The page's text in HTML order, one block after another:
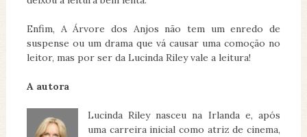
Enfim, A Árvore dos Anjos não tem um enredo de
suspense ou um drama que vá causar uma comoção no
leitor, mas por ser da Lucinda Riley vale a leitura!
A autora
Lucinda Riley nasceu na Irlanda e, após
uma carreira inicial como atriz de cinema,